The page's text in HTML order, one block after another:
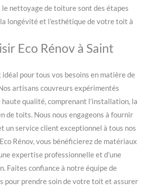
nettoyage de toiture sont des étapes
longévité et l’esthétique de votre toit à
Eco Rénov à Saint
idéal pour tous vos besoins en matière de
artisans couvreurs expérimentés
qualité, comprenant l’installation, la
de toits. Nous nous engageons à fournir
un service client exceptionnel à tous nos
Rénov, vous bénéficierez de matériaux
expertise professionnelle et d’une
Faites confiance à notre équipe de
pour prendre soin de votre toit et assurer